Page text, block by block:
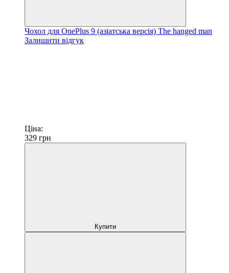
Чохол для OnePlus 9 (азіатська версія) The hanged man
Залишити відгук
Ціна:
329 грн
Купити